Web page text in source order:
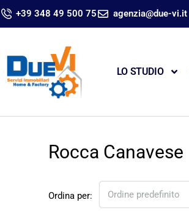
+39 348 49 500 75 agenzia@due-vi.it
LO STUDIO
Rocca Canavese
Ordina per: Ordine predefinito